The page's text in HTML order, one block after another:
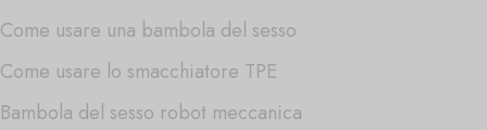
Come usare una bambola del sesso
Come usare lo smacchiatore TPE
Bambola del sesso robot meccanica